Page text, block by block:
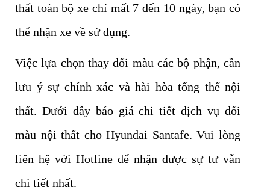
thất toàn bộ xe chỉ mất 7 đến 10 ngày, bạn có
thể nhận xe về sử dụng.
Việc lựa chọn thay đổi màu các bộ phận, cần
lưu ý sự chính xác và hài hòa tổng thể nội
thất. Dưới đây báo giá chi tiết dịch vụ đổi
màu nội thất cho Hyundai Santafe. Vui lòng
liên hệ với Hotline để nhận được sự tư vẫn
chi tiết nhất.